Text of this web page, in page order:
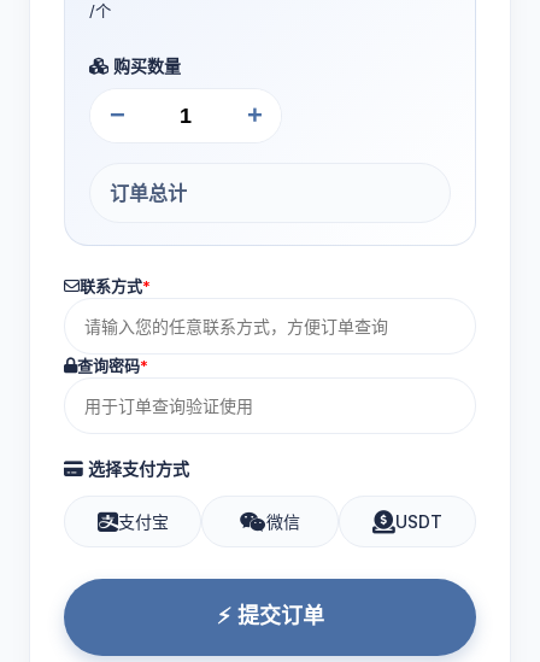
/个
购买数量
− +
订单总计
联系方式*
查询密码*
选择支付方式
支付宝 微信 USDT
⚡ 提交订单